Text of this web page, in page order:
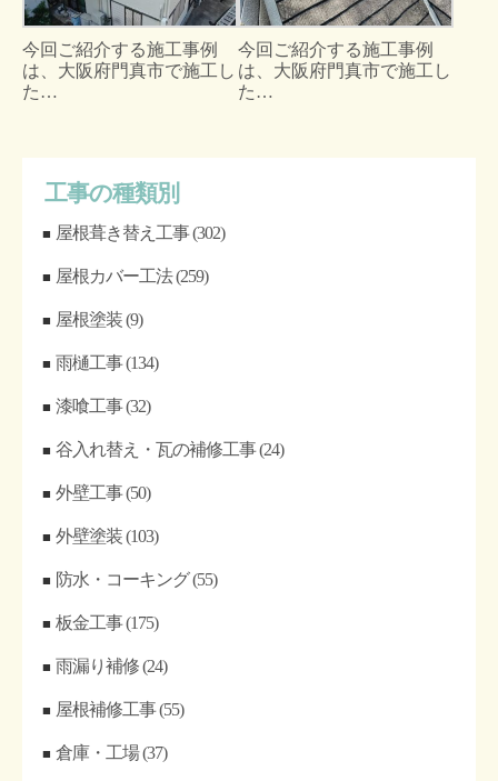
今回ご紹介する施工事例
は、大阪府門真市で施工し
た…
今回ご紹介する施工事例
は、大阪府門真市で施工し
た…
工事の種類別
屋根葺き替え工事(302)
屋根カバー工法(259)
屋根塗装(9)
雨樋工事(134)
漆喰工事(32)
谷入れ替え・瓦の補修工事(24)
外壁工事(50)
外壁塗装(103)
防水・コーキング(55)
板金工事(175)
雨漏り補修(24)
屋根補修工事(55)
倉庫・工場(37)